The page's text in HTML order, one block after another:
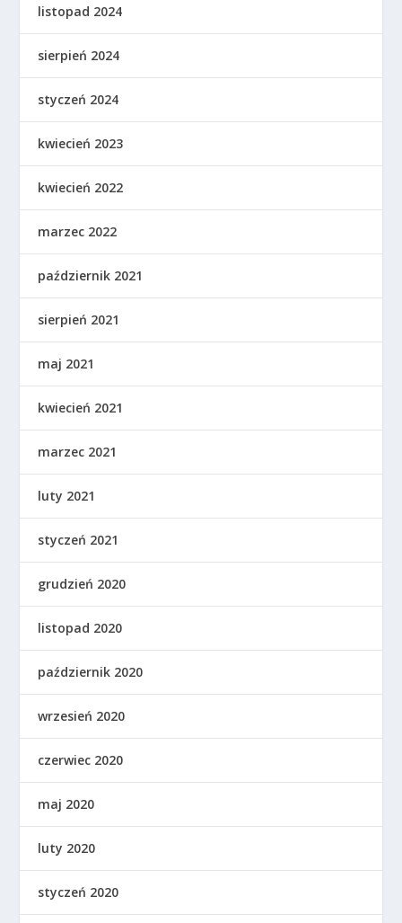
listopad 2024
sierpień 2024
styczeń 2024
kwiecień 2023
kwiecień 2022
marzec 2022
październik 2021
sierpień 2021
maj 2021
kwiecień 2021
marzec 2021
luty 2021
styczeń 2021
grudzień 2020
listopad 2020
październik 2020
wrzesień 2020
czerwiec 2020
maj 2020
luty 2020
styczeń 2020